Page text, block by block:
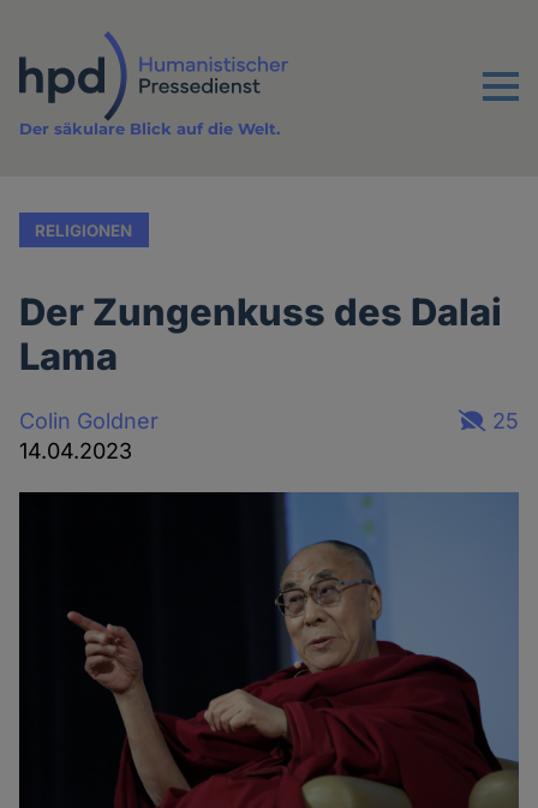
Inhalt
Menu
Der säkulare Blick auf die Welt.
RELIGIONEN
Der Zungenkuss des Dalai
Lama
Colin Goldner
14.04.2023
25